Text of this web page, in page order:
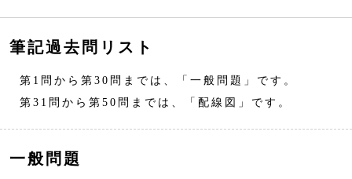
筆記過去問リスト
第1問から第30問までは、「一般問題」です。
第31問から第50問までは、「配線図」です。
一般問題